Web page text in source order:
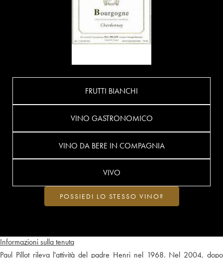
Informazioni sulla tenuta
Paul Pillot rileva l'attività del padre Henri nel 1968. Nel 2004, dopo
FRUTTI BIANCHI
VINO GASTRONOMICO
VINO DA BERE IN COMPAGNIA
VIVO
POSSIEDI LO STESSO VINO?